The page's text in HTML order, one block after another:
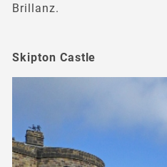
Brillanz.
Skipton Castle